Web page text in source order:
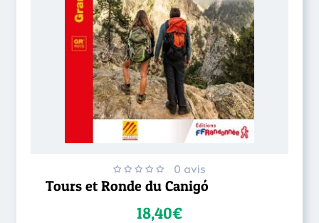
0 avis
Tours et Ronde du Canigó
18,40€